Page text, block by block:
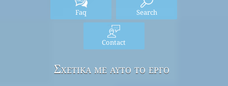
Faq Search
Contact
Σχετικά με αυτό το έργο